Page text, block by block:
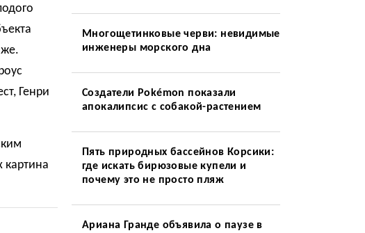
Генри
картина
Многощетинковые черви: невидимые
инженеры морского дна
Создатели Pokémon показали
апокалипсис с собакой-растением
Пять природных бассейнов Корсики:
где искать бирюзовые купели и
почему это не просто пляж
Ариана Гранде объявила о паузе в